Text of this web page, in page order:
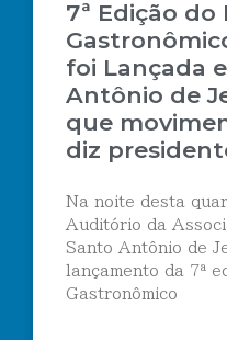
7ª Edição do
foi Lançada
Antônio de
que
diz
Na noite desta
Auditório da
Santo Antônio de
lançamento da 7ª
Gastronômico